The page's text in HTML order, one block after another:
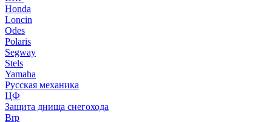
Honda
Loncin
Odes
Polaris
Segway
Stels
Yamaha
Русская механика
ЦФ
Защита днища снегохода
Brp